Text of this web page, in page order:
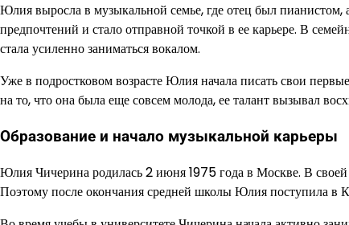
Юлия выросла в музыкальной семье, где отец был
предпочтений и стало отправной точкой в ее карьере. В
стала усиленно заниматься вокалом.
Уже в подростковом возрасте Юлия начала писать свои
на то, что она была еще совсем молода, ее талант вызывал
Образование и начало музыкальной карьеры
Юлия Чичерина родилась 2 июня 1975 года в Москве. В
Поэтому после окончания средней школы Юлия поступила в